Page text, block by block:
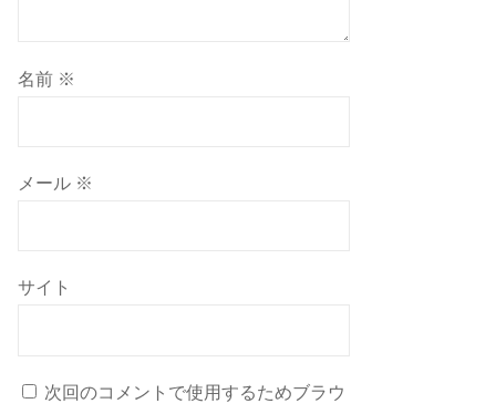
名前 ※
メール ※
サイト
次回のコメントで使用するためブラウ